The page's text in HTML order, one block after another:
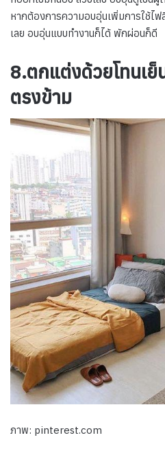
หากต้องการความอบอุ่นเพิ่มการใช้ไ
เลย อบอุ่นแบบทำงานก็ได้ พักผ่อนก็ดี
8.ตกแต่งด้วยโทนเ
ตรงข้าม
ภาพ: pinterest.com